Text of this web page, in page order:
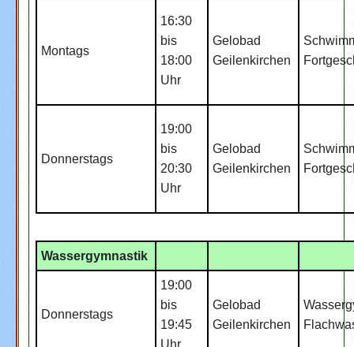
Montags
16:30
bis
18:00
Uhr
Gelobad
Geilenkirchen
Donnerstags
19:00
bis
20:30
Uhr
Gelobad
Geilenkirchen
Wassergymnastik
Donnerstags
19:00
bis
19:45
Uhr
Gelobad
Geilenkirchen